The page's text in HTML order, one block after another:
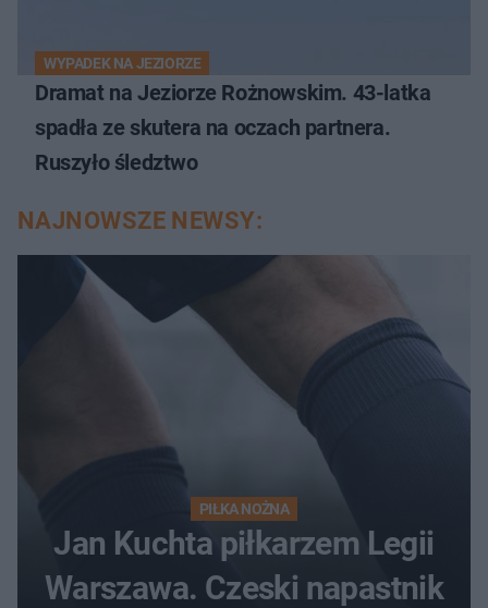
WYPADEK NA JEZIORZE
Dramat na Jeziorze Rożnowskim. 43-latka
spadła ze skutera na oczach partnera.
Ruszyło śledztwo
NAJNOWSZE NEWSY:
PIŁKA NOŻNA
Jan Kuchta piłkarzem Legii
Warszawa. Czeski napastnik